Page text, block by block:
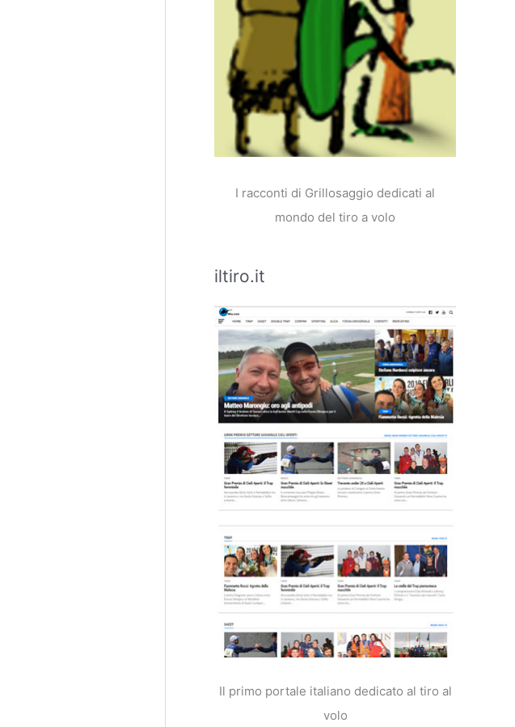
I racconti di Grillosaggio dedicati al
mondo del tiro a volo
iltiro.it
Il primo portale italiano dedicato al tiro al
volo